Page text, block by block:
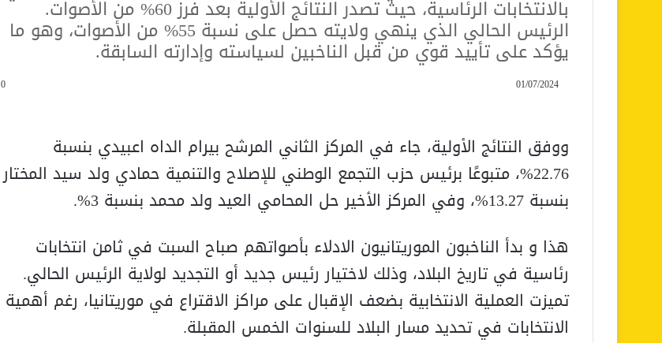
بالانتخابات الرئاسية، حيث تصدر النتائج الأولية بعد فرز 60% من الأصوات.
الرئيس الحالي الذي ينهي ولايته حصل على نسبة 55% من الأصوات، وهو ما
يؤكد على تأييد قوي من قبل الناخبين لسياسته وإدارته السابقة.
01/07/2024
0
ووفق النتائج الأولية، جاء في المركز الثاني المرشح بيرام الداه اعبيدي بنسبة
22.76%، متبوعًا برئيس حزب التجمع الوطني للإصلاح والتنمية حمادي ولد سيد المختار
بنسبة 13.27%، وفي المركز الأخير حل المحامي العيد ولد محمد بنسبة 3%.
هذا و بدأ الناخبون الموريتانيون الادلاء بأصواتهم صباح السبت في ثامن انتخابات
رئاسية في تاريخ البلاد، وذلك لاختيار رئيس جديد أو التجديد لولاية الرئيس الحالي.
تميزت العملية الانتخابية بضعف الإقبال على مراكز الاقتراع في موريتانيا، رغم أهمية
الانتخابات في تحديد مسار البلاد للسنوات الخمس المقبلة.